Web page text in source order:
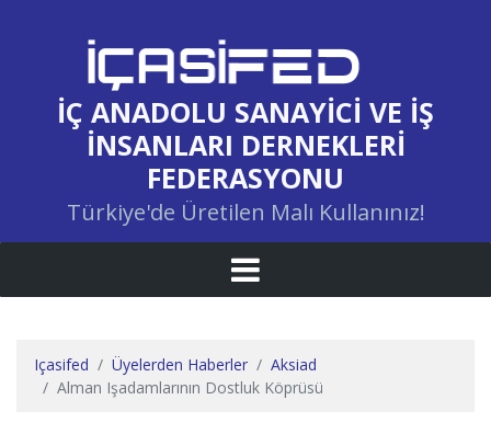
İÇ ANADOLU SANAYICI VE İŞ
İNSANLARI DERNEKLERI
FEDERASYONU
Türkiye'de Üretilen Malı Kullanınız!
Içasifed Üyelerden Haberler
Aksiad
Alman Işadamlarının Dostluk Köprüsü